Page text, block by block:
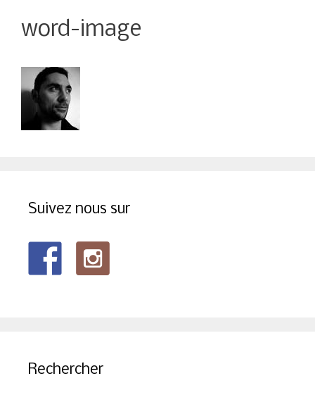
word-image
Suivez nous sur
Rechercher